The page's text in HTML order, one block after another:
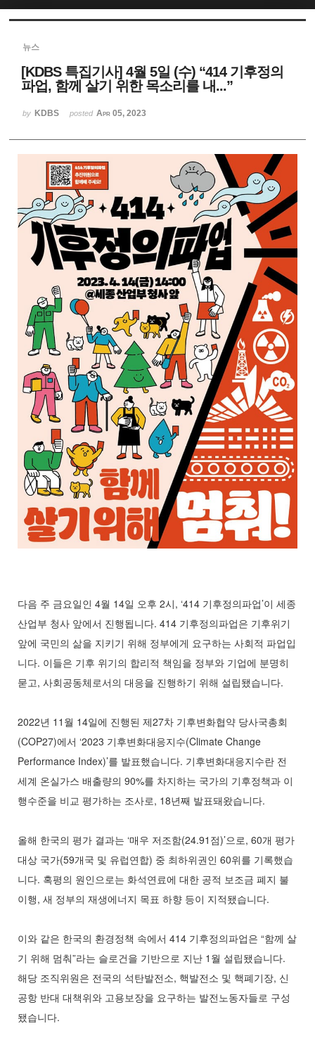
뉴스
[KDBS 특집기사] 4월 5일 (수) “414 기후정의
파업, 함께 살기 위한 목소리를 내...”
by KDBS posted Apr 05, 2023
다음 주 금요일인 4월 14일 오후 2시, ‘414 기후정의파업’이 세종
산업부 청사 앞에서 진행됩니다. 414 기후정의파업은 기후위기
앞에 국민의 삶을 지키기 위해 정부에게 요구하는 사회적 파업입
니다. 이들은 기후 위기의 합리적 책임을 정부와 기업에 분명히
묻고, 사회공동체로서의 대응을 진행하기 위해 설립됐습니다.
2022년 11월 14일에 진행된 제27차 기후변화협약 당사국총회
(COP27)에서 ‘2023 기후변화대응지수(Climate Change
Performance Index)’를 발표했습니다. 기후변화대응지수란 전
세계 온실가스 배출량의 90%를 차지하는 국가의 기후정책과 이
행수준을 비교 평가하는 조사로, 18년째 발표돼왔습니다.
올해 한국의 평가 결과는 ‘매우 저조함(24.91점)’으로, 60개 평가
대상 국가(59개국 및 유럽연합) 중 최하위권인 60위를 기록했습
니다. 혹평의 원인으로는 화석연료에 대한 공적 보조금 폐지 불
이행, 새 정부의 재생에너지 목표 하향 등이 지적됐습니다.
이와 같은 한국의 환경정책 속에서 414 기후정의파업은 “함께 살
기 위해 멈춰”라는 슬로건을 기반으로 지난 1월 설립됐습니다.
해당 조직위원은 전국의 석탄발전소, 핵발전소 및 핵폐기장, 신
공항 반대 대책위와 고용보장을 요구하는 발전노동자들로 구성
됐습니다.
Sketchbook5, 스케치북5
Sketchbook5, 스케치북5